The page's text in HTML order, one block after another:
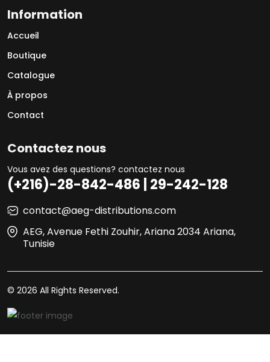
Information
Accueil
Boutique
Catalogue
À propos
Contact
Contactez nous
Vous avez des questions? contactez nous
(+216)-28-842-486 | 29-242-128
contact@aeg-distributions.com
AEG, Avenue Fethi Zouhir, Ariana 2034 Ariana,
Tunisie
© 2026 All Rights Reserved.